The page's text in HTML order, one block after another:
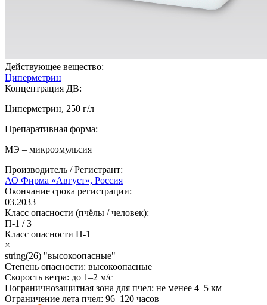
Действующее вещество:
Циперметрин
Концентрация ДВ:
Циперметрин, 250 г/л
Препаративная форма:
МЭ – микроэмульсия
Производитель / Регистрант:
АО Фирма «Август», Россия
Окончание срока регистрации:
03.2033
Класс опасности (пчёлы / человек):
П-1 /3
Класс опасности П-1
×
string(26) "высокоопасные"
Степень опасности: высокоопасные
Скорость ветра: до 1–2 м/с
Пограничнозащитная зона для пчел: не менее 4–5 км
Ограничение лета пчел: 96–120 часов